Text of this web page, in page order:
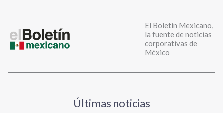
El Boletín Mexicano,
la fuente de noticias
corporativas de
México
Últimas noticias